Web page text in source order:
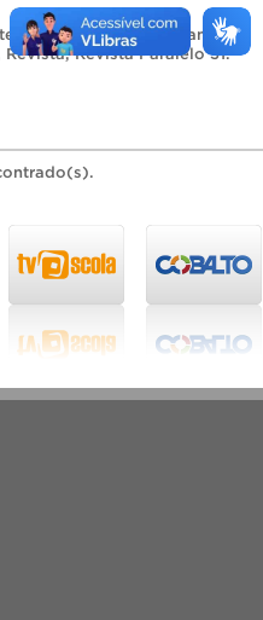
,live,PPGAVI,Programa de
Revista,Revista Paralelo 31.